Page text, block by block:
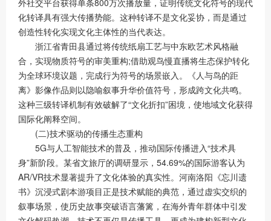
化转译具有强大传播势能。这种转译不是文化妥协，而是通过
创造性转化实现文化主体性的当代表达。
浙江省青田县通过将传统纸扇工艺与中东欧艺术风格融
合，实现物质符号的审美重构;借助观鸟慢直播将生态保护转化
为全球环境议题，完成行为符号的场景嵌入。《人与鸟的距
离》影像作品则以隐喻叙事升华价值符号，形成跨文化共鸣。
这种三级转译机制有效破解了“文化折扣”困境，使地域文化获得
国际化阐释空间。
(二)技术驱动的传播生态重构
5G与人工智能技术的普及，推动国际传播进入“技术具
身”新阶段。某省文旅厅的调研显示，54.69%的国际游客认为
AR/VR技术显著提升了文化体验的真实性。河南洛阳《忘川遗
书》沉浸式剧本游项目正是技术赋能的典范，通过虚实交织的
叙事场景，使历史故事突破语言藩篱，在海外青年群体中引发